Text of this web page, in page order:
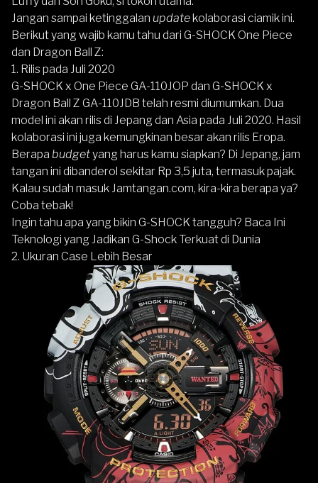
Jangan sampai ketinggalan updatekolaborasi ciamik ini.
Berikut yang wajib kamu tahu dari G-SHOCK One Piece
dan Dragon Ball Z:
1. Rilis pada Juli 2020
G-SHOCK x One Piece GA-110JOP dan G-SHOCK x
Dragon Ball Z GA-110JDB telah resmi diumumkan. Dua
model ini akan rilis di Jepang dan Asia pada Juli 2020. Hasil
kolaborasi ini juga kemungkinan besar akan rilis Eropa.
Berapa budgetyang harus kamu siapkan? Di Jepang, jam
tangan ini dibanderol sekitar Rp 3,5 juta, termasuk pajak.
Kalau sudah masuk Jamtangan.com, kira-kira berapa ya?
Coba tebak!
Ingin tahu apa yang bikin G-SHOCK tangguh? Baca Ini
Teknologi yang Jadikan G-Shock Terkuat di Dunia
2. Ukuran Case Lebih Besar